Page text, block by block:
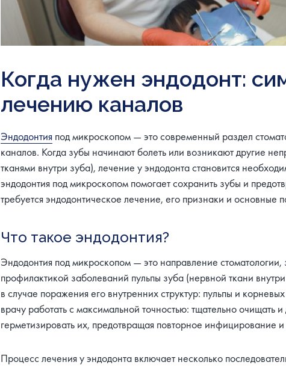
Когда нужен эндодонт:
лечению каналов
Эндодонтияпод микроскопом — это современный раздел
каналов. Когда зубы начинают болеть или возникают другие
тканями внутри зуба), лечение у эндодонта становится
эндодонтия под микроскопом помогает сохранить зубы и
требуется эндодонтическое лечение, его признаки и основные
Что такое эндодонтия?
Эндодонтия под микроскопом — это направление
профилактикой заболеваний пульпы зуба (нервной ткани
в случае поражения его внутренних структур: пульпы и
врачу работать с максимальной точностью: тщательно очищать
герметизировать их, предотвращая повторное инфицирование
Процесс лечения у эндодонта включает несколько